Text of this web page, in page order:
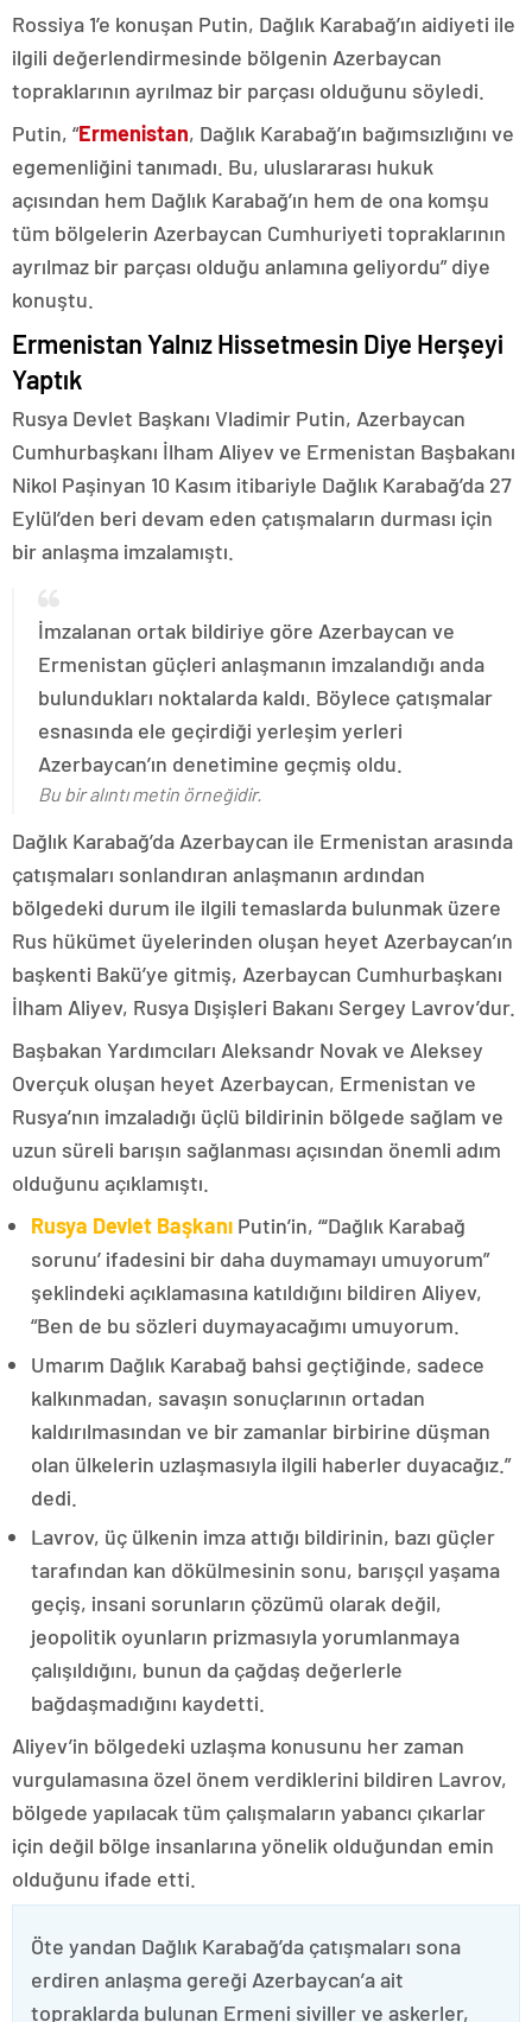
Rossiya 1’e konuşan Putin, Dağlık Karabağ’ın aidiyeti ile
ilgili değerlendirmesinde bölgenin Azerbaycan
topraklarının ayrılmaz bir parçası olduğunu söyledi.
Putin, “Ermenistan, Dağlık Karabağ’ın bağımsızlığını ve
egemenliğini tanımadı. Bu, uluslararası hukuk
açısından hem Dağlık Karabağ’ın hem de ona komşu
tüm bölgelerin Azerbaycan Cumhuriyeti topraklarının
ayrılmaz bir parçası olduğu anlamına geliyordu” diye
konuştu.
Ermenistan Yalnız Hissetmesin Diye Herşeyi
Yaptık
Rusya Devlet Başkanı Vladimir Putin, Azerbaycan
Cumhurbaşkanı İlham Aliyev ve Ermenistan Başbakanı
Nikol Paşinyan 10 Kasım itibariyle Dağlık Karabağ’da 27
Eylül’den beri devam eden çatışmaların durması için
bir anlaşma imzalamıştı.
İmzalanan ortak bildiriye göre Azerbaycan ve
Ermenistan güçleri anlaşmanın imzalandığı anda
bulundukları noktalarda kaldı. Böylece çatışmalar
esnasında ele geçirdiği yerleşim yerleri
Azerbaycan’ın denetimine geçmiş oldu.
Bu bir alıntı metin örneğidir.
Dağlık Karabağ’da Azerbaycan ile Ermenistan arasında
çatışmaları sonlandıran anlaşmanın ardından
bölgedeki durum ile ilgili temaslarda bulunmak üzere
Rus hükümet üyelerinden oluşan heyet Azerbaycan’ın
başkenti Bakü’ye gitmiş, Azerbaycan Cumhurbaşkanı
İlham Aliyev, Rusya Dışişleri Bakanı Sergey Lavrov’dur.
Başbakan Yardımcıları Aleksandr Novak ve Aleksey
Overçuk oluşan heyet Azerbaycan, Ermenistan ve
Rusya’nın imzaladığı üçlü bildirinin bölgede sağlam ve
uzun süreli barışın sağlanması açısından önemli adım
olduğunu açıklamıştı.
Rusya Devlet Başkanı Putin’in, “‘Dağlık Karabağ
sorunu’ ifadesini bir daha duymamayı umuyorum”
şeklindeki açıklamasına katıldığını bildiren Aliyev,
“Ben de bu sözleri duymayacağımı umuyorum.
Umarım Dağlık Karabağ bahsi geçtiğinde, sadece
kalkınmadan, savaşın sonuçlarının ortadan
kaldırılmasından ve bir zamanlar birbirine düşman
olan ülkelerin uzlaşmasıyla ilgili haberler duyacağız.”
dedi.
Lavrov, üç ülkenin imza attığı bildirinin, bazı güçler
tarafından kan dökülmesinin sonu, barışçıl yaşama
geçiş, insani sorunların çözümü olarak değil,
jeopolitik oyunların prizmasıyla yorumlanmaya
çalışıldığını, bunun da çağdaş değerlerle
bağdaşmadığını kaydetti.
Aliyev’in bölgedeki uzlaşma konusunu her zaman
vurgulamasına özel önem verdiklerini bildiren Lavrov,
bölgede yapılacak tüm çalışmaların yabancı çıkarlar
için değil bölge insanlarına yönelik olduğundan emin
olduğunu ifade etti.
Öte yandan Dağlık Karabağ’da çatışmaları sona
erdiren anlaşma gereği Azerbaycan’a ait
topraklarda bulunan Ermeni siviller ve askerler,